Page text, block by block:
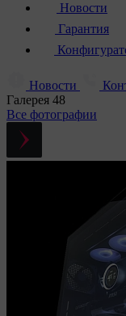
Новости
Гарантия
Новости
Галерея 48
Все фотографии